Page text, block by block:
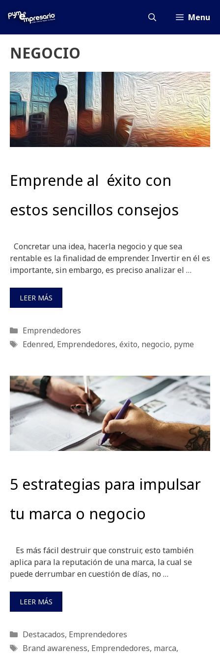
Menu
NEGOCIO
Emprende al éxito con
estos sencillos consejos
Concretar una idea, hacerla negocio y que sea
rentable es la finalidad de emprender. Invertir en él es
importante, sin embargo, es preciso analizar el …
LEER MÁS
Categorías
Emprendedores
Etiquetas
Edenred, Emprendedores, éxito, negocio, pyme
5 estrategias para impulsar
tu marca o negocio
Es más fácil destruir que construir, esto también
aplica para la reputación de una marca, la cual se
puede derrumbar en cuestión de días, no …
LEER MÁS
Categorías
Destacados, Emprendedores
Etiquetas
Brand awareness, Emprendedores, marca,